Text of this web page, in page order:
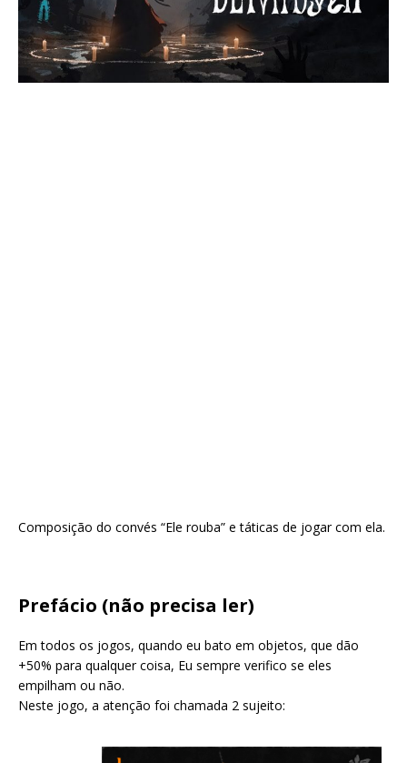
Composição do convés “Ele rouba” e táticas de jogar com ela.
Prefácio (não precisa ler)
Em todos os jogos, quando eu bato em objetos, que dão
+50% para qualquer coisa, Eu sempre verifico se eles
empilham ou não.
Neste jogo, a atenção foi chamada 2 sujeito: